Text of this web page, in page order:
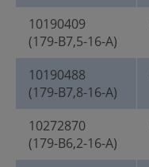
10190409
(179-B7,5-16-A)
10190488
(179-B7,8-16-A)
10272870
(179-B6,2-16-A)